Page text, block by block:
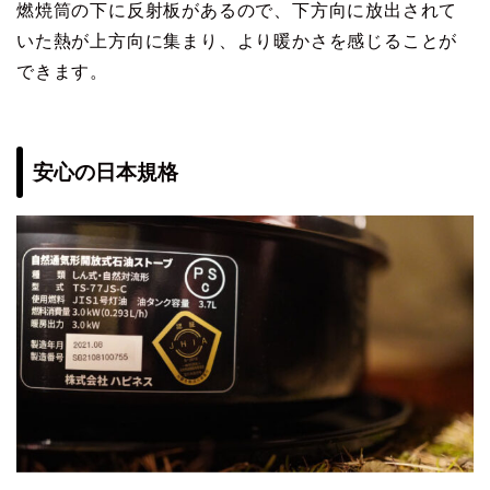
燃焼筒の下に反射板があるので、下方向に放出されて
いた熱が上方向に集まり、より暖かさを感じることが
できます。
安心の日本規格